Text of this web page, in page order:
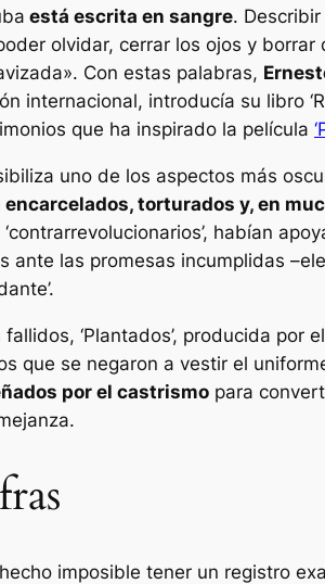
está escrita en sangre.
olvidar, cerrar los ojos y
Con estas palabras,
internacional, introducía su libro
que ha inspirado la película
uno de los aspectos más
torturados y, en
habían
ante las promesas incumplidas
‘Plantados’, producida por
que se negaron a vestir el
por el castrismo para
imposible tener un registro